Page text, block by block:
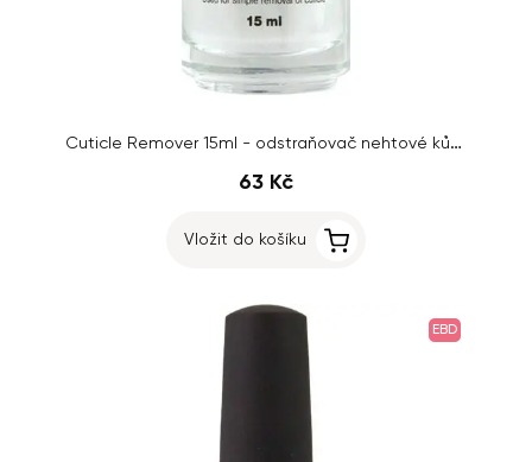
Cuticle Remover 15ml - odstraňovač nehtové kůžičky Inginails
63 Kč
Vložit do košíku
EBD